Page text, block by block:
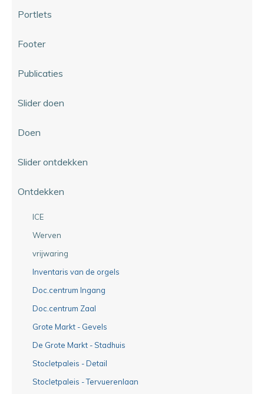
Portlets
Footer
Publicaties
Slider doen
Doen
Slider ontdekken
Ontdekken
ICE
Werven
vrijwaring
Inventaris van de orgels
Doc.centrum Ingang
Doc.centrum Zaal
Grote Markt - Gevels
De Grote Markt - Stadhuis
Stocletpaleis - Detail
Stocletpaleis - Tervuerenlaan